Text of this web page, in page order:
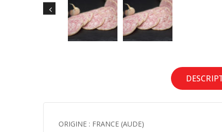
ORIGINE : FRANCE (AUDE)